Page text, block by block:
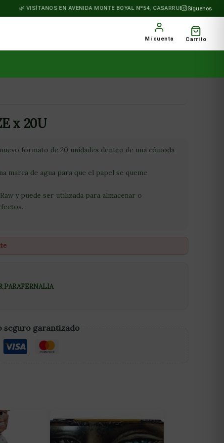
VISÍTANOS EN AVENIDA MONTE BOYAL Nº54, CASARRUBIOS DEL MONTE
Síguenos
Mi cuenta Carrito
x 20U
formato de 20 unidades dentro de una cómoda
marca de agua para que el papel se queme
y puede ser utilizada para almacenar o
,PARAFERNALIA
seguro garantizado